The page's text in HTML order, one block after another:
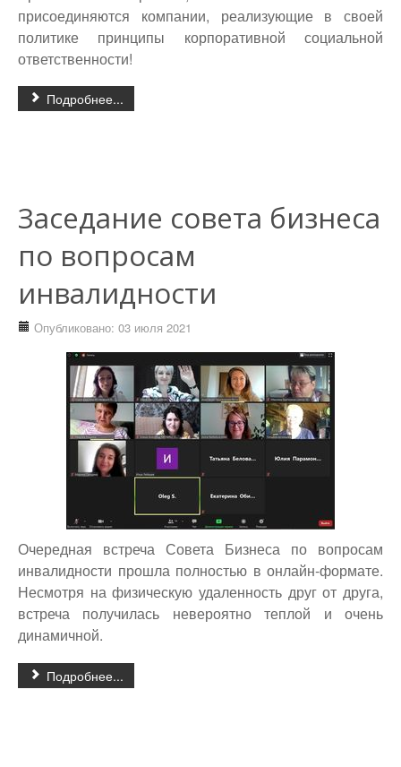
присоединяются компании, реализующие в своей
политике принципы корпоративной социальной
ответственности!
Подробнее...
Заседание совета бизнеса
по вопросам
инвалидности
Опубликовано: 03 июля 2021
Очередная встреча Совета Бизнеса по вопросам
инвалидности прошла полностью в онлайн-формате.
Несмотря на физическую удаленность друг от друга,
встреча получилась невероятно теплой и очень
динамичной.
Подробнее...